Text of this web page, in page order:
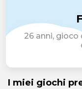
26 anni, gioco
I miei giochi